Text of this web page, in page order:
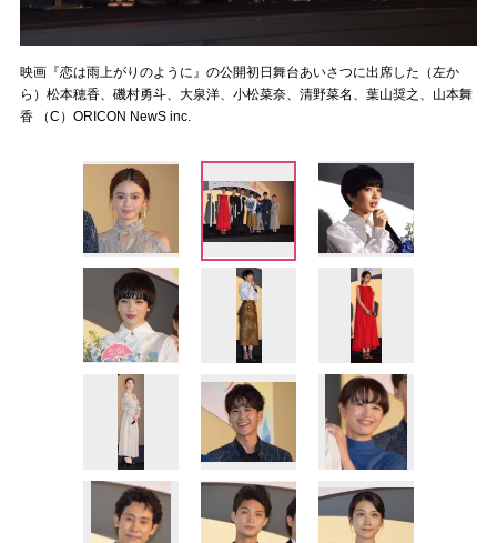
映画『恋は雨上がりのように』の公開初日舞台あいさつに出席した（左か
ら）松本穂香、磯村勇斗、大泉洋、小松菜奈、清野菜名、葉山奨之、山本舞
香 （C）ORICON NewS inc.